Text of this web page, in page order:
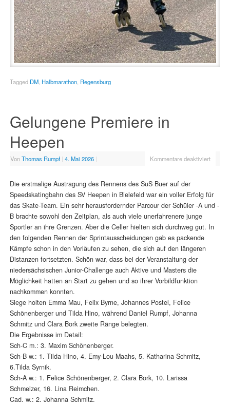
Tagged DM, Halbmarathon, Regensburg
Gelungene Premiere in
Heepen
VonThomas Rumpf | 4. Mai 2026 | Kommentare deaktiviert
Die erstmalige Austragung des Rennens des SuS Buer auf der
Speedskatingbahn des SV Heepen in Bielefeld war ein voller Erfolg für
das Skate-Team. Ein sehr herausfordernder Parcour der Schüler -A und -
B brachte sowohl den Zeitplan, als auch viele unerfahrenere junge
Sportler an ihre Grenzen. Aber die Celler hielten sich durchweg gut. In
den folgenden Rennen der Sprintausscheidungen gab es packende
Kämpfe schon in den Vorläufen zu sehen, die sich auf den längeren
Distanzen fortsetzten. Schön war, dass bei der Veranstaltung der
niedersächsischen Junior-Challenge auch Aktive und Masters die
Möglichkeit hatten an Start zu gehen und so ihrer Vorbildfunktion
nachkommen konnten.
Siege holten Emma Mau, Felix Byrne, Johannes Postel, Felice
Schönenberger und Tilda Hino, während Daniel Rumpf, Johanna
Schmitz und Clara Bork zweite Ränge belegten.
Die Ergebnisse im Detail:
Sch-C m.: 3. Maxim Schönenberger.
Sch-B w.: 1. Tilda Hino, 4. Emy-Lou Maahs, 5. Katharina Schmitz,
6.Tilda Syrnik.
Sch-A w.: 1. Felice Schönenberger, 2. Clara Bork, 10. Larissa
Schmelzer, 16. Lina Reimchen.
Cad. w.: 2. Johanna Schmitz.